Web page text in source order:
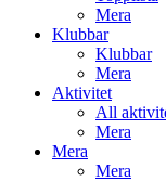
Mera
Klubbar
Klubbar
Mera
Aktivitet
All
Mera
Mera
Mera